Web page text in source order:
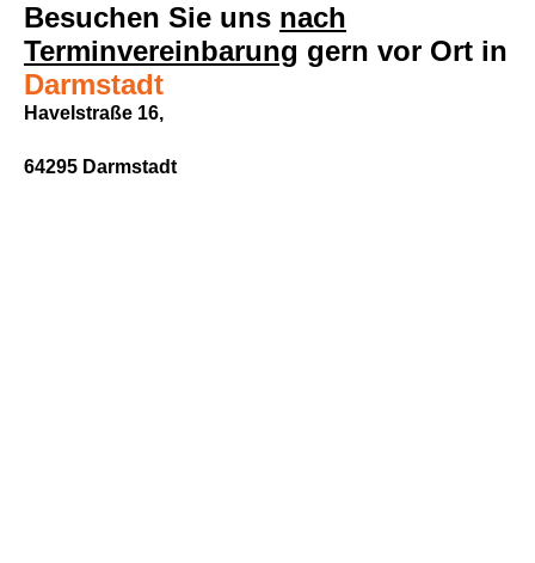
Besuchen Sie uns nach
Terminvereinbarung gern vor Ort in
Darmstadt
Havelstraße 16,
64295 Darmstadt